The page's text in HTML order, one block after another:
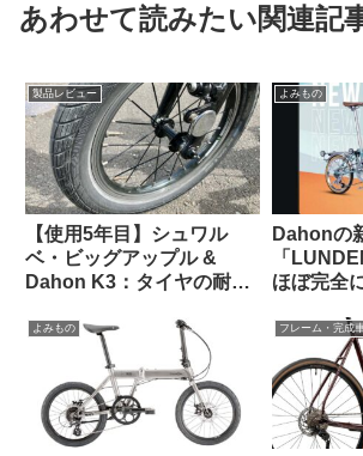
あわせて読みたい関連記
製品レビュー
【使用5年目】シュワル
ベ・ビッグアップル &
Dahon K3：タイヤの耐久
あったか
よみもの
Dahonの
「
ほぼ完全
【
よみもの フレーム・完成